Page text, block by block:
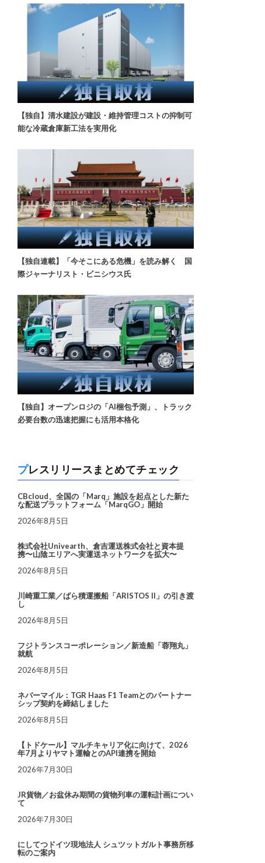
【独自】清水建設が建設・維持管理コストの抑制可
能な冷蔵倉庫新工法を実用化
【独自連載】「今そこにある危機」を読み解く 国
際ジャーナリスト・ビニシウス氏
【独自】オープンロジの「AI梱包予測」、トラック
必要台数の迅速把握にも活用本格化
プレスリリースまとめてチェック
CBcloud、全国の「Marq」施設を起点とした新た
な配送プラットフォーム「MarqGO」開始
2026年8月5日
株式会社Univearth、倉吉運送株式会社と資本提
携〜山陰エリアへ実運送ネットワークを拡大〜
2026年8月5日
川崎重工業／ばら積運搬船「ARISTOS II」の引き渡
し
2026年8月5日
フジトランスコーポレーション／新造船「蓉翔丸」
就航
2026年8月5日
ネバーマイル：TGR Haas F1 Teamとのパートナー
シップ契約を締結しました
2026年8月5日
【トドケール】マルチキャリア化に向けて、2026
年7月よりヤマト運輸とのAPI連携を開始
2026年7月30日
JR貨物／お盆休み期間の貨物列車の運転計画につい
て
2026年7月30日
にしてつドイツ現地法人 シュツットガルト事務所移
転のご案内